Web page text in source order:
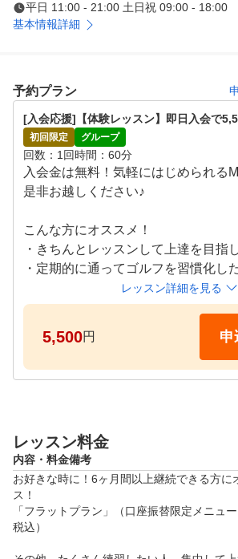
平日 11:00 - 21:00 土日祝 09:00 - 18:00
基本情報詳細
予約プラン
[入会応援]【体験レッスン】即日入会で
初回限定 グループ
回数 1回時間 60分
入会金は無料！気軽にはじめられる
是非お越しください♪
こんな方にオススメ！
・きちんとレッスンして上達を目指
・定期的に通ってゴルフを習慣化し
・なによりお得に受けたい！
月～金　11:00～21:00
土日　　9:00～18:00
レッスン詳細を見る
5,500円 申
レッスン料金
内容・料金備考
お好きな時に！6ヶ月間以上継続できる方に
ス！
「フラットプラン」（口座振替限定メニュ
税込）